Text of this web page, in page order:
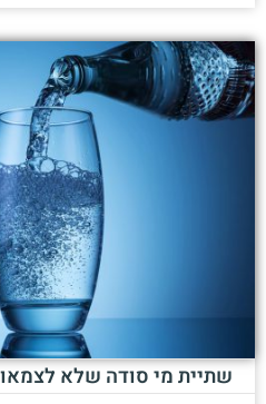
שתיית מי סודה שלא לצמאו